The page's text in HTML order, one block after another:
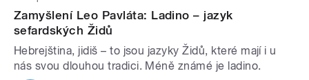
Zamyšlení Leo Pavláta: Ladino – jazyk
sefardských Židů
Hebrejština, jidiš – to jsou jazyky Židů, které mají i u
nás svou dlouhou tradici. Méně známé je ladino.